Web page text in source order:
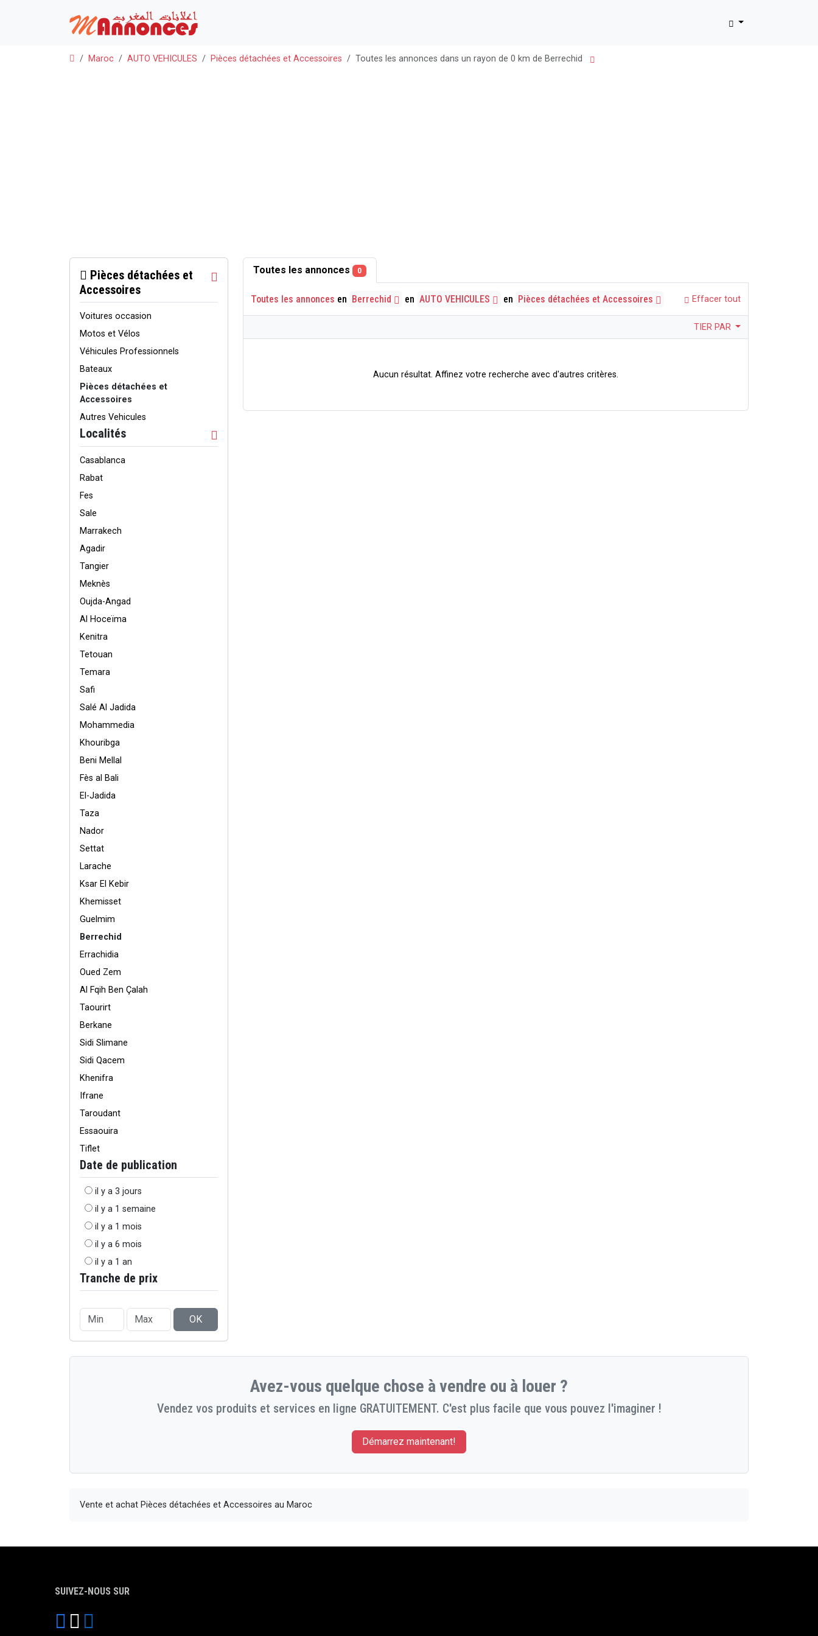
Maroc AUTO VEHICULES Pièces détachées et Accessoires Toutes les annonces dans un rayon de 0 km de Berrechid
Pièces détachées et
Accessoires
Voitures occasion
Motos et Vélos
Véhicules Professionnels
Bateaux
Pièces détachées et
Accessoires
Autres Vehicules
Localités
Casablanca
Rabat
Fes
Sale
Marrakech
Agadir
Tangier
Meknès
Oujda-Angad
Al Hoceïma
Kenitra
Tetouan
Temara
Safi
Salé Al Jadida
Mohammedia
Khouribga
Beni Mellal
Fès al Bali
El-Jadida
Taza
Nador
Settat
Larache
Ksar El Kebir
Khemisset
Guelmim
Berrechid
Errachidia
Oued Zem
Al Fqih Ben Çalah
Taourirt
Berkane
Sidi Slimane
Sidi Qacem
Khenifra
Ifrane
Taroudant
Essaouira
Tiflet
Date de publication
il y a 3 jours
il y a 1 semaine
il y a 1 mois
il y a 6 mois
il y a 1 an
Tranche de prix
OK
Toutes les annonces 0
Toutes les annonces en Berrechid en AUTO VEHICULES en Pièces détachées et Accessoires Effacer tout
TIER PAR
Aucun résultat. Affinez votre recherche avec d'autres critères.
Avez-vous quelque chose à vendre ou à louer ?
Vendez vos produits et services en ligne GRATUITEMENT. C'est plus facile que vous pouvez l'imaginer !
Démarrez maintenant!
Vente et achat Pièces détachées et Accessoires au Maroc
SUIVEZ-NOUS SUR